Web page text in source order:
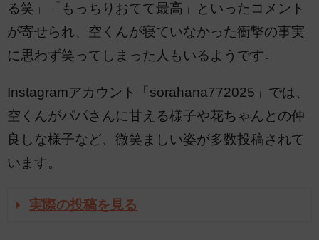
る笑」「もっちりおてて最高」といったコメント
が寄せられ、空くんが寝ていなかった衝撃の事実
に思わず笑ってしまった人もいるようです。
Instagramアカウント「sorahana772025」では、
空くんがパパさんに甘える様子や花ちゃんとの仲
良しな様子など、微笑ましい姿が多数投稿されて
います。
実際の投稿を見る